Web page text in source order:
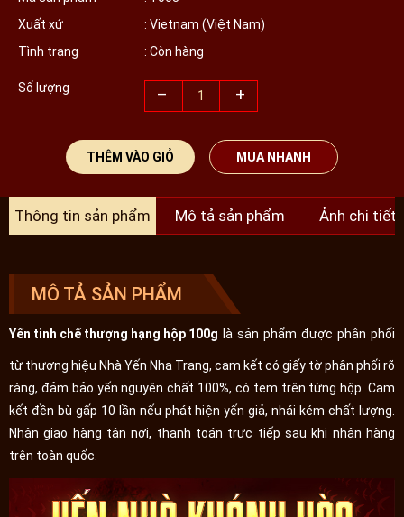
Xuất xứ
: Vietnam (Việt Nam)
Tình trạng
: Còn hàng
Số lượng – +
THÊM VÀO GIỎ MUA NHANH
Thông tin sản phẩm Mô tả sản phẩm Ảnh chi tiết
MÔ TẢ SẢN PHẨM
Yến tinh chế thượng hạng hộp 100g là sản phẩm được phân phối
từ thương hiệu Nhà Yến Nha Trang, cam kết có giấy tờ phân phối rõ
ràng, đảm bảo yến nguyên chất 100%, có tem trên từng hộp. Cam
kết đền bù gấp 10 lần nếu phát hiện yến giả, nhái kém chất lượng.
Nhận giao hàng tận nơi, thanh toán trực tiếp sau khi nhận hàng
trên toàn quốc.